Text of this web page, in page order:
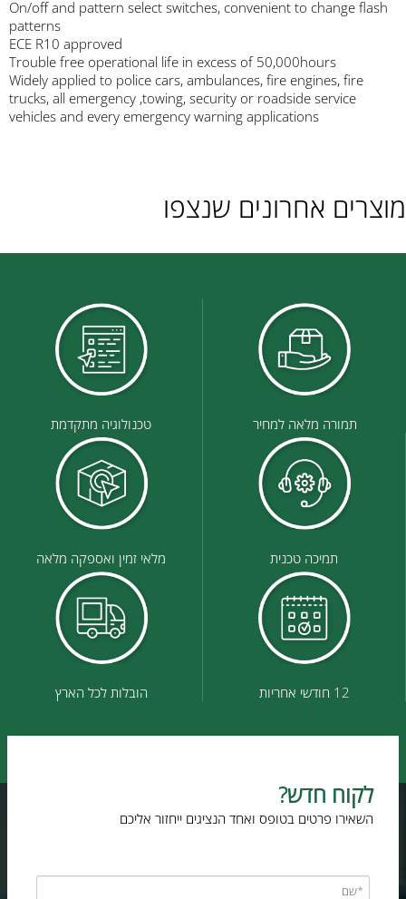
On/off and pattern select switches, convenient to change flash
patterns
ECE R10 approved
Trouble free operational life in excess of 50,000hours
Widely applied to police cars, ambulances, fire engines, fire
trucks, all emergency ,towing, security or roadside service
vehicles and every emergency warning applications
מוצרים אחרונים שנצפו
תמורה מלאה למחיר טכנולוגיה מתקדמת
תמיכה טכנית מלאי זמין ואספקה מלאה
12 חודשי אחריות הובלות לכל הארץ
לקוח חדש?
השאירו פרטים בטופס ואחד הנציגים ייחזור אליכם